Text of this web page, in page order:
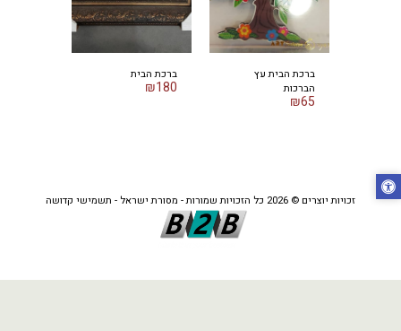
ברכת הבית עץ
הברכות
₪65
ברכת הבית
₪180
זכויות יוצרים © 2026 כל הזכויות שמורות - מסורת ישראל - תשמישי קדושה